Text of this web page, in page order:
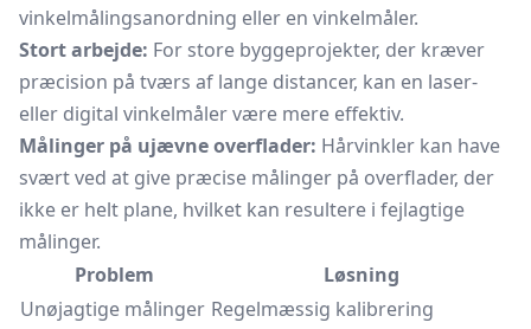
vinkelmålingsanordning eller en vinkelmåler.
Stort arbejde: For store byggeprojekter, der kræver
præcision på tværs af lange distancer, kan en laser-
eller digital vinkelmåler være mere effektiv.
Målinger på ujævne overflader: Hårvinkler kan have
svært ved at give præcise målinger på overflader, der
ikke er helt plane, hvilket kan resultere i fejlagtige
målinger.
Problem
Løsning
Unøjagtige målinger Regelmæssig kalibrering